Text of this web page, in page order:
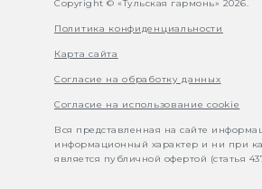
Copyright © «Тульская гармонь» 2026.
Политика конфиденциальности
Карта сайта
Согласие на обработку данных
Согласие на использование cookie
Вся представленная на сайте
информационный характер и ни при
является публичной офертой (статья